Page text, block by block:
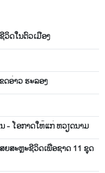
ວິດໃນຕົວເມືອງ
ດອ່າວ ຮະລອງ
- ໂອກາດໃຫ້ແກ່ ຫວຽດນາມ
ສະຫຼະຊີວິດເພື່ອຊາດ 11 ຊຸດ